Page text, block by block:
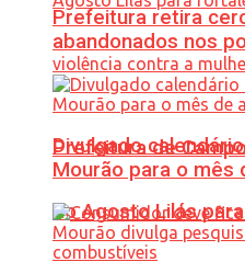
Prefeitura de
do Agosto Lilás
Prefeitura retira
abandonados nos
Divulgado
Mourão para o mês